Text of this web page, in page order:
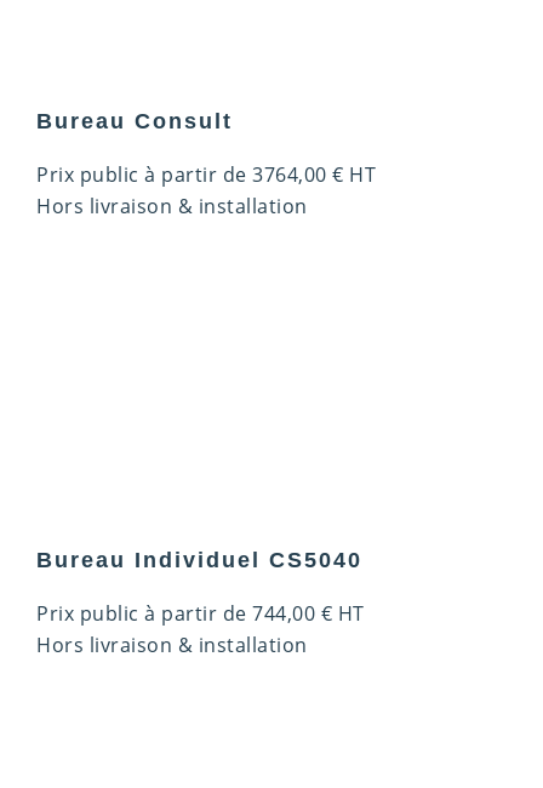
Bureau Consult
Prix public à partir de 3764,00 € HT
Hors livraison & installation
Bureau Individuel CS5040
Prix public à partir de 744,00 € HT
Hors livraison & installation